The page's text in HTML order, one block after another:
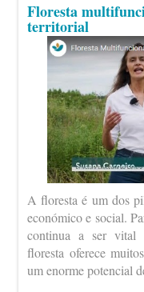
Floresta
territorial
A floresta é um dos
económico e social.
continua a ser vital
floresta oferece
um enorme potencial